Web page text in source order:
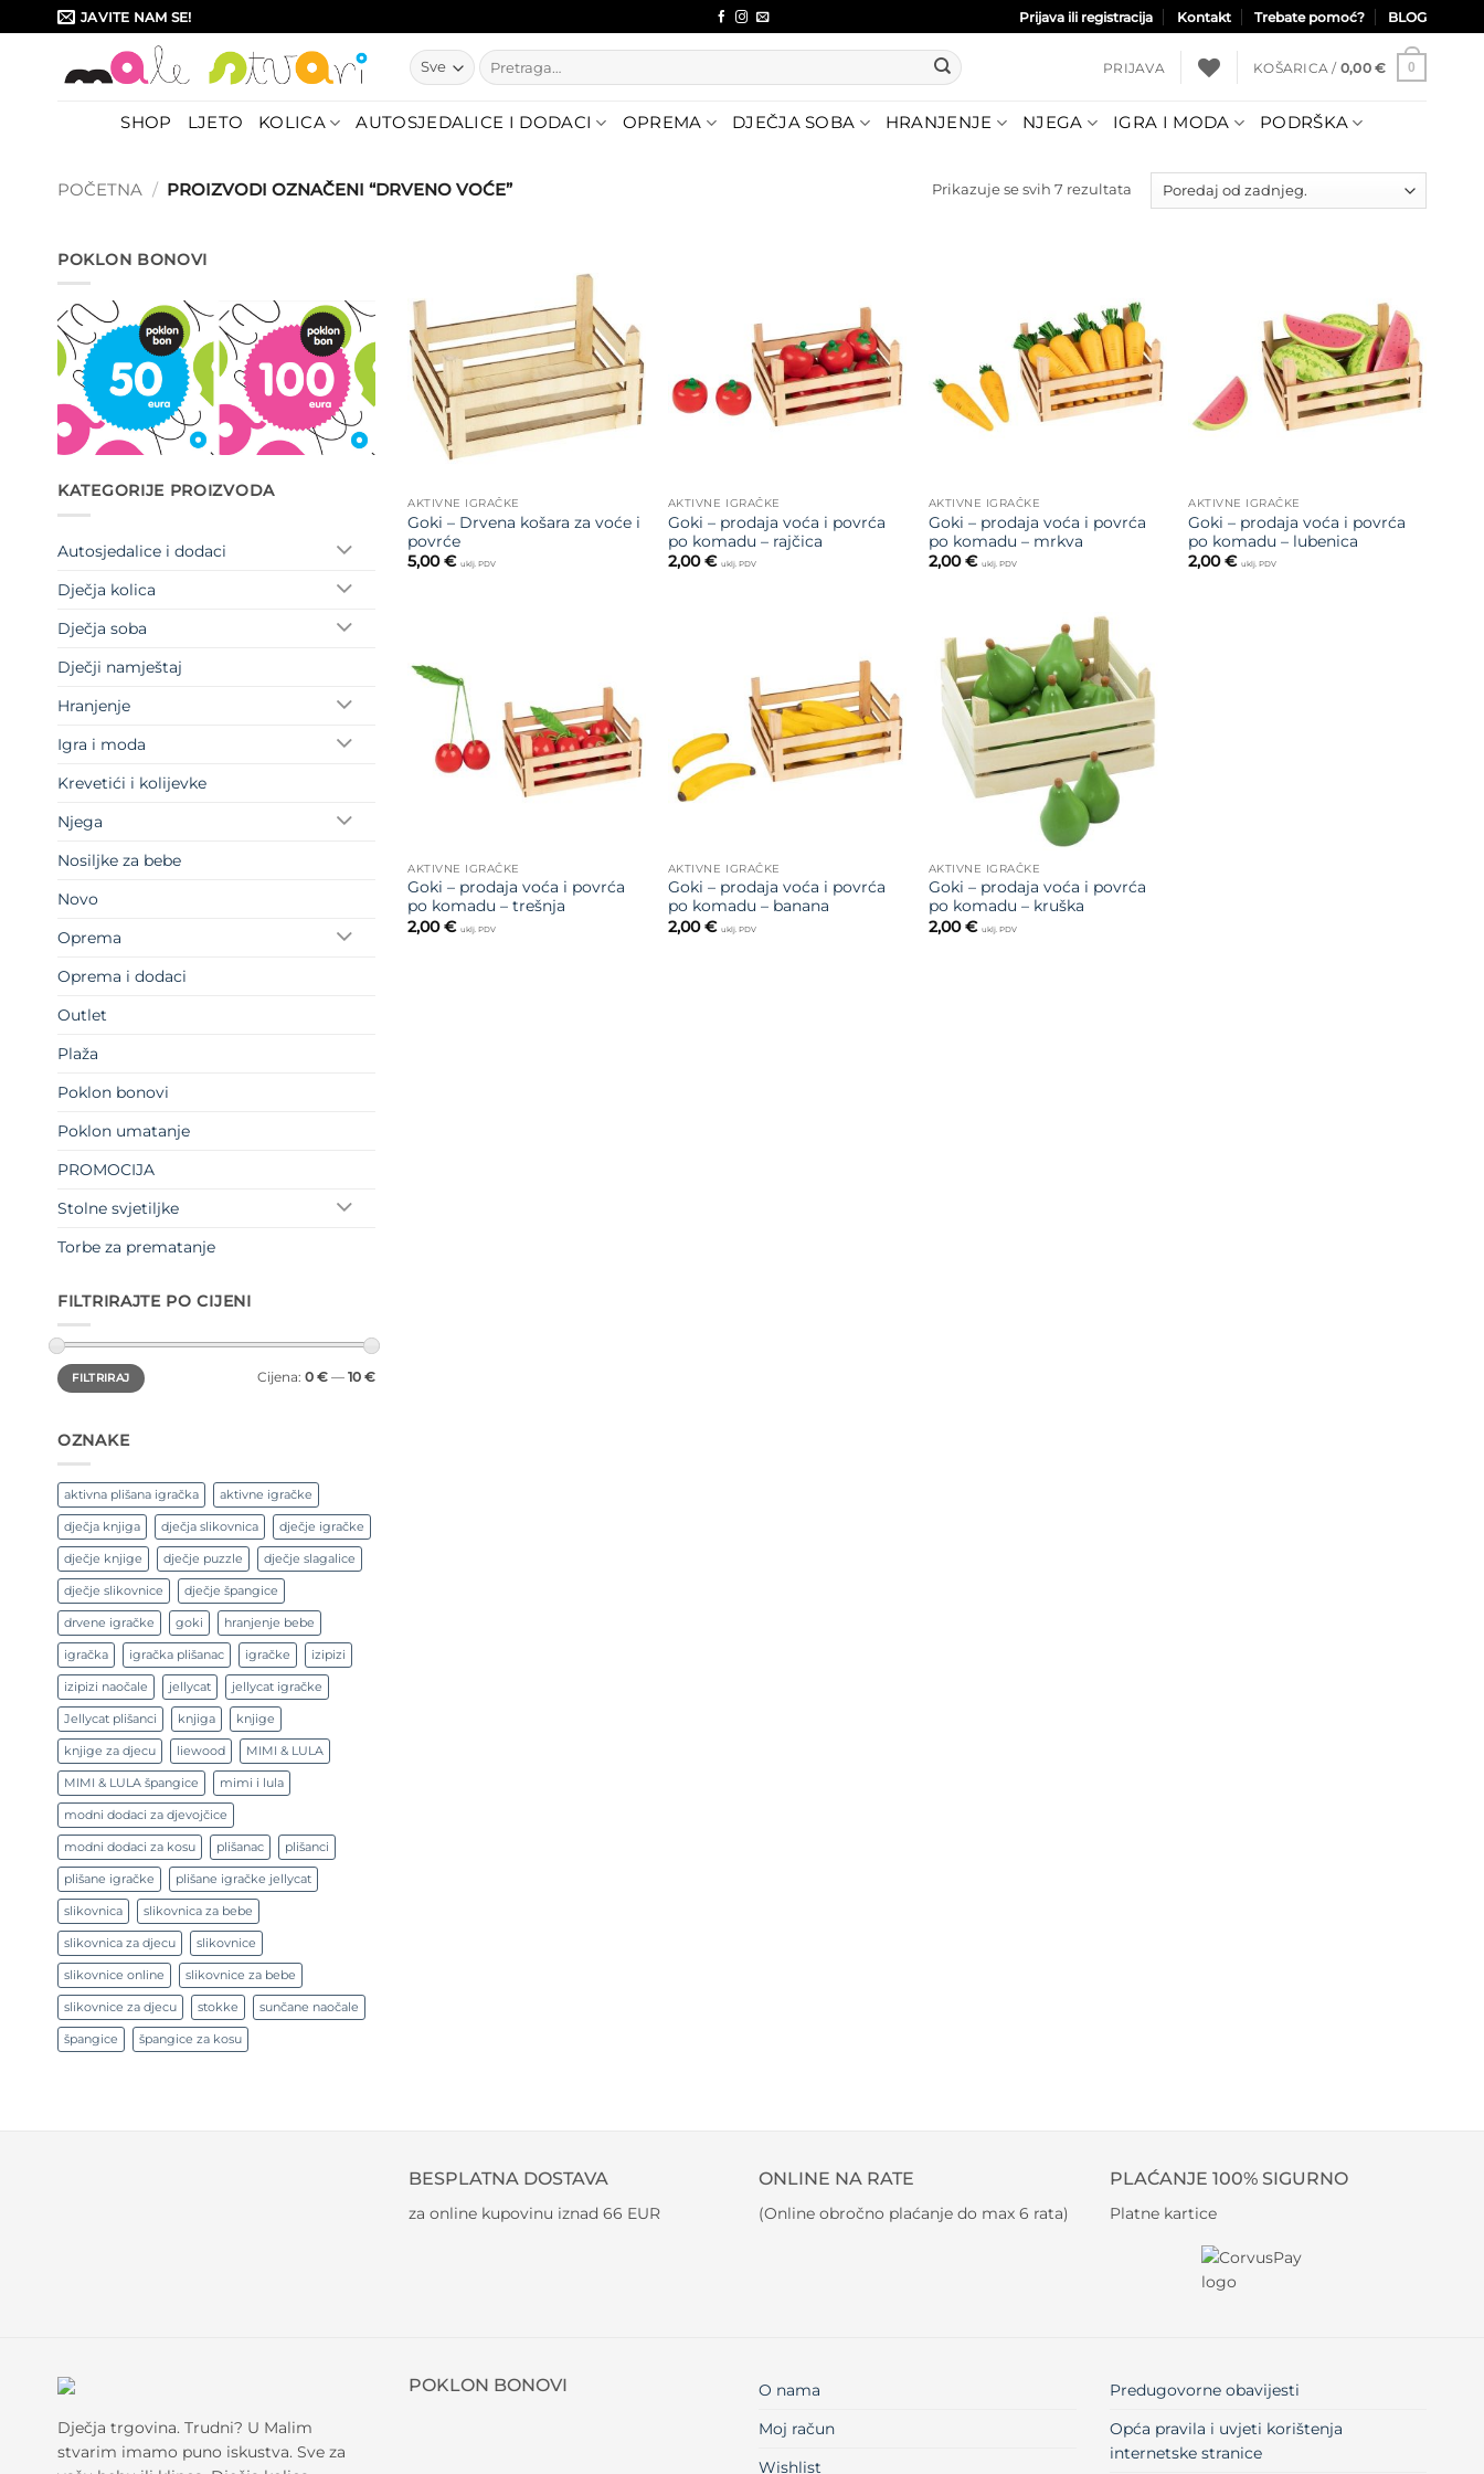
to
JAVITE NAM SE! Prijava ili registracija Kontakt Trebate pomoć? BLOG
Pretraži:
PRIJAVA KOŠARICA / 0,00 € 0
SHOP LJETO KOLICA AUTOSJEDALICE I DODACI OPREMA DJEČJA SOBA HRANJENJE NJEGA IGRA I MODA PODRŠKA
POČETNA / PROIZVODI OZNAČENI “DRVENO VOĆE” Prikazuje se svih 7 rezultata Poredano
POKLON BONOVI
KATEGORIJE PROIZVODA
Autosjedalice i dodaci
Dječja kolica
Dječja soba
Dječji namještaj
Hranjenje
Igra i moda
Krevetići i kolijevke
Njega
Nosiljke za bebe
Novo
Oprema
Oprema i dodaci
Outlet
Plaža
Poklon bonovi
Poklon umatanje
PROMOCIJA
Stolne svjetiljke
Torbe za prematanje
FILTRIRAJTE PO CIJENI
Min
cijena
Maks
cijenaFILTRIRAJ Cijena: 0 €— 10 €
OZNAKE
aktivna plišana igračka aktivne igračke
dječja knjiga dječja slikovnica dječje igračke
dječje knjige dječje puzzle dječje slagalice
dječje slikovnice dječje špangice
drvene igračke goki hranjenje bebe
igračka igračka plišanac igračke izipizi
izipizi naočale jellycat jellycat igračke
Jellycat plišanci knjiga knjige
knjige za djecu liewood MIMI & LULA
MIMI & LULA špangice mimi i lula
modni dodaci za djevojčice
modni dodaci za kosu plišanac plišanci
plišane igračke plišane igračke jellycat
slikovnica slikovnica za bebe
slikovnica za djecu slikovnice
slikovnice online slikovnice za bebe
slikovnice za djecu stokke sunčane naočale
špangice špangice za kosu
Dodajte
na listu
želja
AKTIVNE IGRAČKE
Goki – Drvena košara za voće i
povrće
5,00€ uklj. PDV
Dodajte
želja
AKTIVNE IGRAČKE
Goki – prodaja voća i povrća
po komadu – rajčica
2,00€ uklj. PDV
Dodajte
na listu
želja
AKTIVNE IGRAČKE
Goki – prodaja voća i povrća
po komadu – mrkva
2,00€ uklj. PDV
Dodajte
na listu
želja
AKTIVNE IGRAČKE
Goki – prodaja voća i povrća
po komadu – lubenica
2,00€ uklj. PDV
na listu
želja
AKTIVNE IGRAČKE
Goki – prodaja voća i povrća
po komadu – trešnja
2,00€ uklj. PDV
na listu
želja
AKTIVNE IGRAČKE
Goki – prodaja voća i povrća
po komadu – banana
2,00€ uklj. PDV
Dodajte
na listu
želja
AKTIVNE IGRAČKE
Goki – prodaja voća i povrća
po komadu – kruška
2,00€ uklj. PDV
BESPLATNA DOSTAVA
za online kupovinu iznad 66 EUR
ONLINE NA RATE
(Online obročno plaćanje do max 6 rata)
PLAĆANJE 100% SIGURNO
Platne kartice
Dječja trgovina. Trudni? U Malim
stvarim imamo puno iskustva. Sve za
POKLON BONOVI
O nama
Moj račun
Wishlist
Predugovorne obavijesti
Opća pravila i uvjeti korištenja
internetske stranice